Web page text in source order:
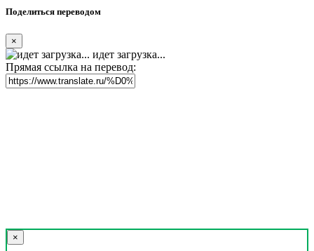
Поделиться переводом
×
идет загрузка...
Прямая ссылка на перевод:
×